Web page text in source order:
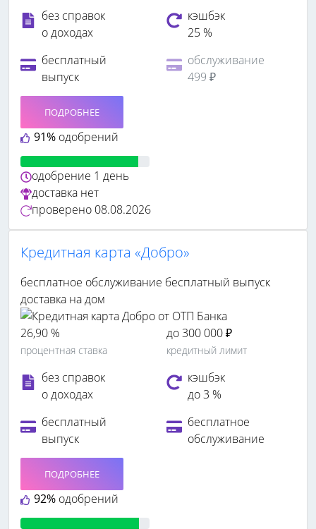
без справок
о доходах
кэшбэк
25 %
бесплатный
выпуск
обслуживание
499 ₽
91% одобрений
ПОДРОБНЕЕ
одобрение 1 день
доставка нет
проверено 08.08.2026
Кредитная карта «Добро»
бесплатное обслуживание бесплатный выпуск
доставка на дом
26,90 %
процентная ставка
до 300 000 ₽
кредитный лимит
без справок
о доходах
кэшбэк
до 3 %
бесплатный
выпуск
бесплатное
обслуживание
92% одобрений
ПОДРОБНЕЕ